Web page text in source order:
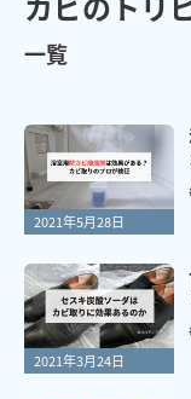
一覧
2021年5月28日
2021年3月24日